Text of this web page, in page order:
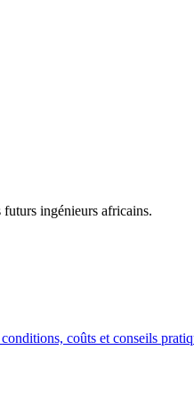
futurs ingénieurs africains.
coûts et conseils